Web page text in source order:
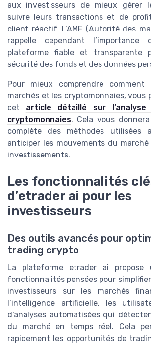
aux investisseurs de mieux gérer
suivre leurs transactions et de
client réactif. L’AMF (Autorité des
rappelle cependant
plateforme fiable et transparente
sécurité des fonds et des données
Pour mieux comprendre comment
marchés et les cryptomonnaies, vous
cet article détaillé sur l’analyse
cryptomonnaies. Cela vous
complète des méthodes utilisées
anticiper les mouvements du
investissements.
Les fonctionnalités
d’etrader ai pour les
investisseurs
Des outils avancés pour
trading crypto
La plateforme etrader ai propose
fonctionnalités pensées pour simplifier
investisseurs sur les marchés
l’intelligence artificielle, les
d’analyses automatisées qui
du marché en temps réel. Cela
rapidement les opportunités de